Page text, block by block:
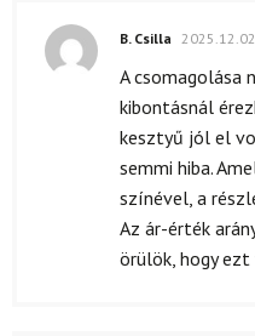
B. Csilla
A csomagolása
kibontásnál
kesztyű jól el
semmi hiba.
színével, a
Az ár-érték
örülök, hogy